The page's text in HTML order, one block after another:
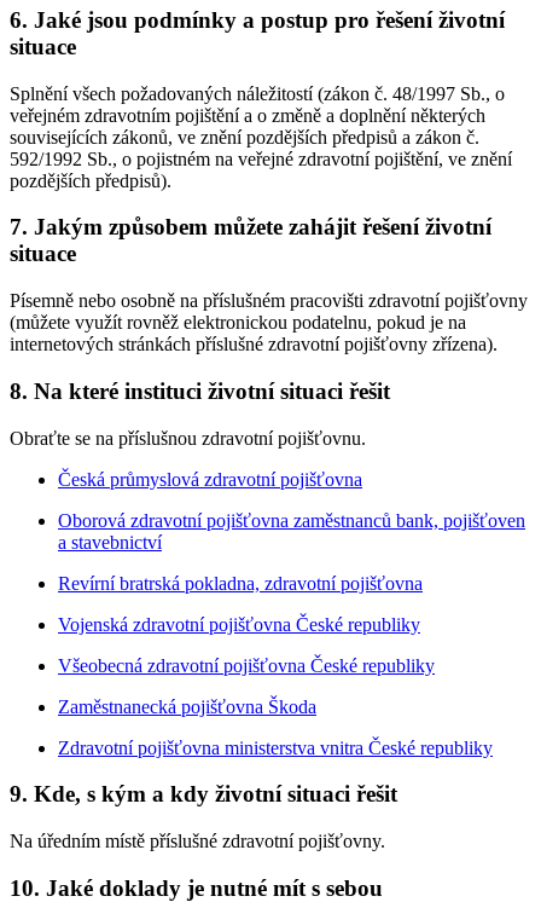
6. Jaké jsou podmínky a postup pro řešení životní
situace
Splnění všech požadovaných náležitostí (zákon č. 48/1997 Sb., o
veřejném zdravotním pojištění a o změně a doplnění některých
souvisejících zákonů, ve znění pozdějších předpisů a zákon č.
592/1992 Sb., o pojistném na veřejné zdravotní pojištění, ve znění
pozdějších předpisů).
7. Jakým způsobem můžete zahájit řešení životní
situace
Písemně nebo osobně na příslušném pracovišti zdravotní pojišťovny
(můžete využít rovněž elektronickou podatelnu, pokud je na
internetových stránkách příslušné zdravotní pojišťovny zřízena).
8. Na které instituci životní situaci řešit
Obraťte se na příslušnou zdravotní pojišťovnu.
Česká průmyslová zdravotní pojišťovna
Oborová zdravotní pojišťovna zaměstnanců bank, pojišťoven
a stavebnictví
Revírní bratrská pokladna, zdravotní pojišťovna
Vojenská zdravotní pojišťovna České republiky
Všeobecná zdravotní pojišťovna České republiky
Zaměstnanecká pojišťovna Škoda
Zdravotní pojišťovna ministerstva vnitra České republiky
9. Kde, s kým a kdy životní situaci řešit
Na úředním místě příslušné zdravotní pojišťovny.
10. Jaké doklady je nutné mít s sebou